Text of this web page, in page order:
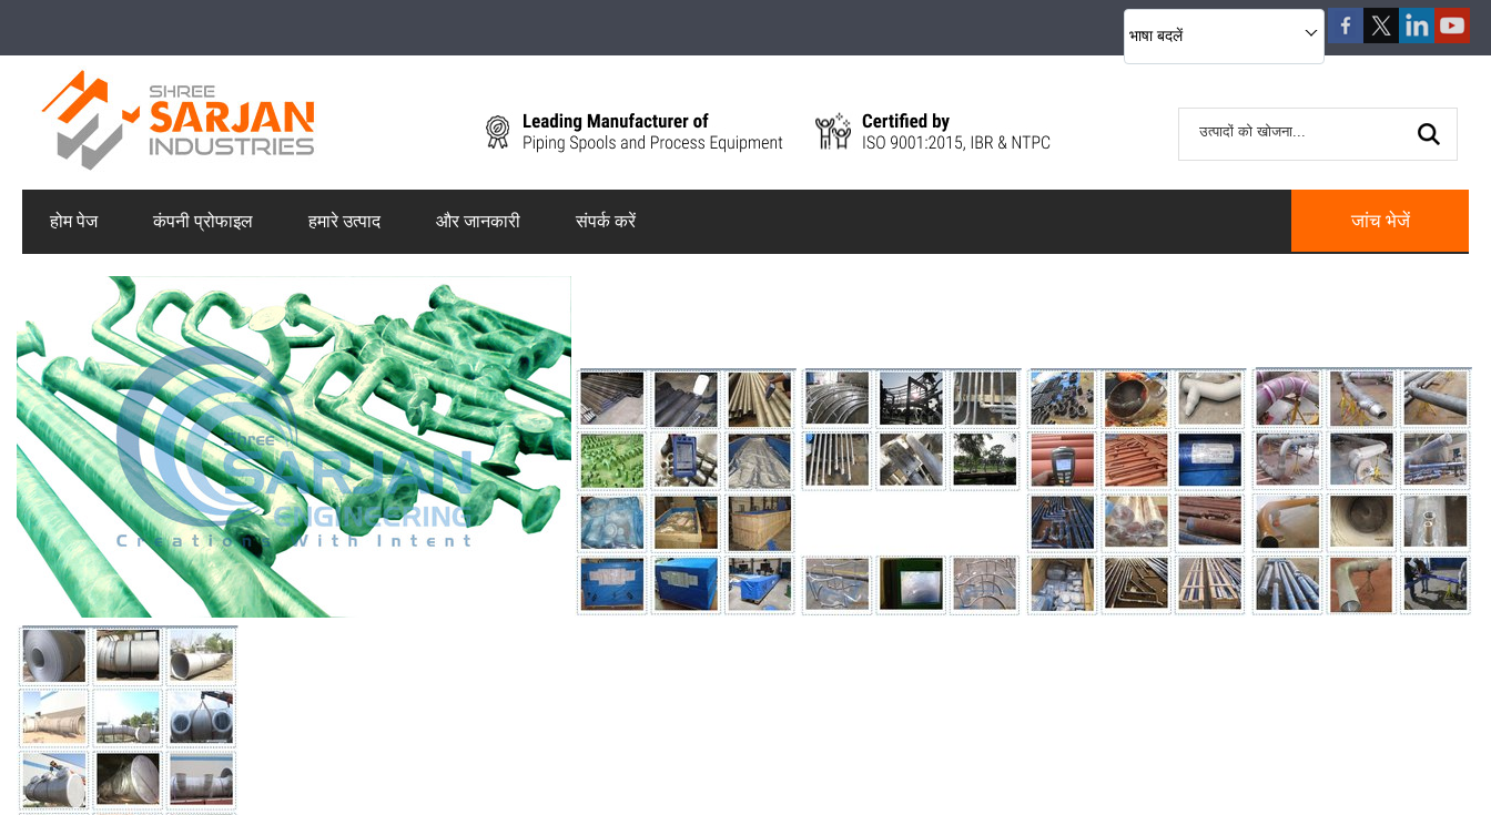
भाषा बदलें
होम पेज कंपनी प्रोफाइल हमारे उत्पाद और जानकारी संपर्क करें जांच भेजें